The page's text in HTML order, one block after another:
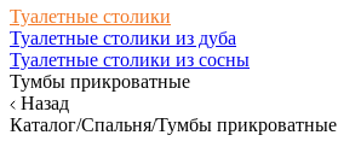
Туалетные столики
Туалетные столики из дуба
Туалетные столики из сосны
Тумбы прикроватные
Назад
Каталог/Спальня/Тумбы прикроватные